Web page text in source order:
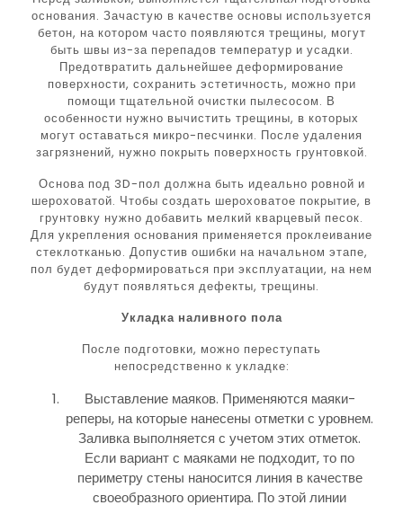
основания. Зачастую в качестве основы используется
бетон, на котором часто появляются трещины, могут
быть швы из-за перепадов температур и усадки.
Предотвратить дальнейшее деформирование
поверхности, сохранить эстетичность, можно при
помощи тщательной очистки пылесосом. В
особенности нужно вычистить трещины, в которых
могут оставаться микро-песчинки. После удаления
загрязнений, нужно покрыть поверхность грунтовкой.
Основа под 3D-пол должна быть идеально ровной и
шероховатой. Чтобы создать шероховатое покрытие, в
грунтовку нужно добавить мелкий кварцевый песок.
Для укрепления основания применяется проклеивание
стеклотканью. Допустив ошибки на начальном этапе,
пол будет деформироваться при эксплуатации, на нем
будут появляться дефекты, трещины.
Укладка наливного пола
После подготовки, можно переступать
непосредственно к укладке:
Выставление маяков. Применяются маяки-
реперы, на которые нанесены отметки с уровнем.
Заливка выполняется с учетом этих отметок.
Если вариант с маяками не подходит, то по
периметру стены наносится линия в качестве
своеобразного ориентира. По этой линии